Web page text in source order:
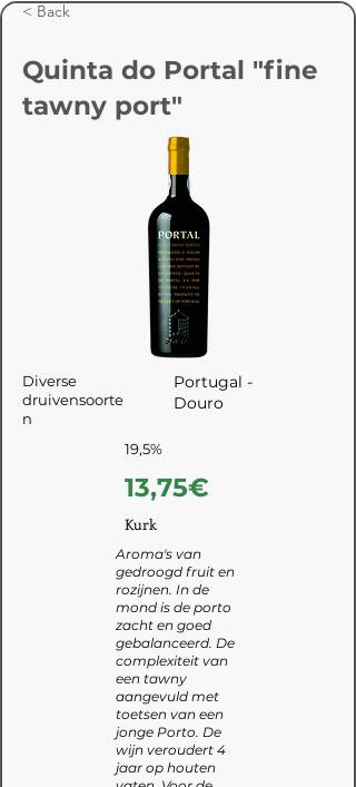
< Back
Quinta do Portal "fine
tawny port"
Diverse
druivensoorte
n
Portugal -
Douro
19,5%
13,75€
Kurk
Aroma's van
gedroogd fruit en
rozijnen. In de
mond is de porto
zacht en goed
gebalanceerd. De
complexiteit van
een tawny
aangevuld met
toetsen van een
jonge Porto. De
wijn veroudert 4
jaar op houten